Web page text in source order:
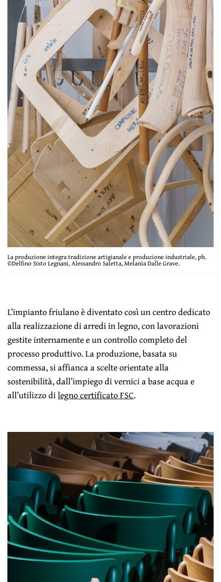
La produzione integra tradizione artigianale e produzione industriale, ph.
©Delfino Sisto Legnani, Alessandro Saletta, Melania Dalle Grave.
L’impianto friulano è diventato così un centro dedicato
alla realizzazione di arredi in legno, con lavorazioni
gestite internamente e un controllo completo del
processo produttivo. La produzione, basata su
commessa, si affianca a scelte orientate alla
sostenibilità, dall’impiego di vernici a base acqua e
all’utilizzo dilegno certificato FSC.